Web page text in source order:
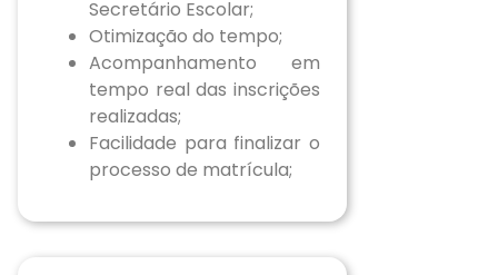
Secretário Escolar;
Otimização do tempo;
Acompanhamento em
tempo real das inscrições
realizadas;
Facilidade para finalizar o
processo de matrícula;